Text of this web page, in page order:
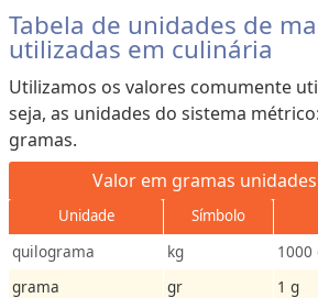
Tabela de unidades de
utilizadas em culinária
Utilizamos os valores comumente
seja, as unidades do sistema
gramas.
Valor em gramas
Unidade Símbolo
quilograma kg
1000
grama
gr 1 g